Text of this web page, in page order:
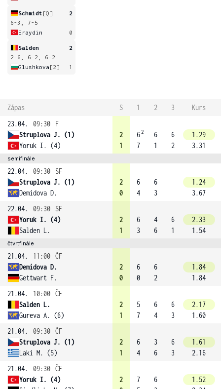
Schmidt [Q]
2
6-3, 7-5
Eraydin
0
Salden
2
2-6, 6-2, 6-2
Glushkova [2] 1
Zápas S 1 2 3
Kurs
23.04.
09:30
F
Struplova J. (1)
Yoruk I. (4)
2
1
62
7
6
1
6
2
1.29
3.31
semifinále
22.04. 09:30
SF
Struplova J. (1)
Demidova D.
2
0
6
4
6
3
1.24
3.67
22.04.
09:30
SF
Yoruk I. (4)
Salden L.
2
1
6
3
4
6
6
1
2.33
1.54
čtvrtfinále
21.04. 11:00 ČF
Demidova D.
Gettwart F.
2
0
6
0
6
2
1.84
1.84
21.04.
10:00 ČF
Salden L.
Gureva A. (6)
2
1
5
7
6
4
6
3
2.17
1.60
21.04.
09:30 ČF
Struplova J. (1)
Laki M. (5)
2
1
6
4
3
6
6
3
1.61
2.16
21.04.
09:30 ČF
Yoruk I. (4)
2
7
6
1.52